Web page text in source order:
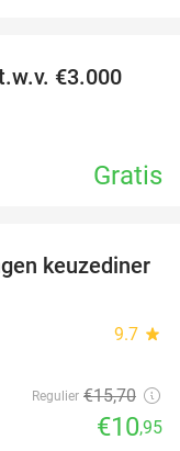
€3.000
Gratis
30%
keuzediner
9.7 star
Regulier €15,70
€10,95